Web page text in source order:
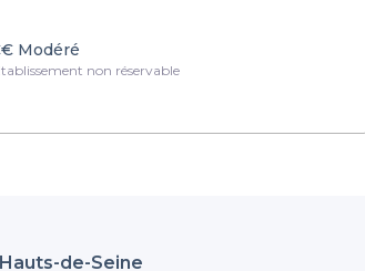
Modéré
non réservable
de-Seine